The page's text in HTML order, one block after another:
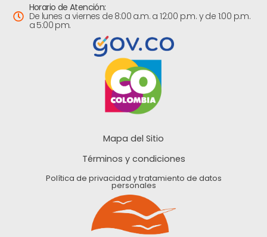
Horario de Atención:
De lunes a viernes de 8:00 a.m. a 12:00 p.m. y de 1:00 p.m.
a 5:00 pm.
Mapa del Sitio
Términos y condiciones
Política de privacidad y tratamiento de datos
personales